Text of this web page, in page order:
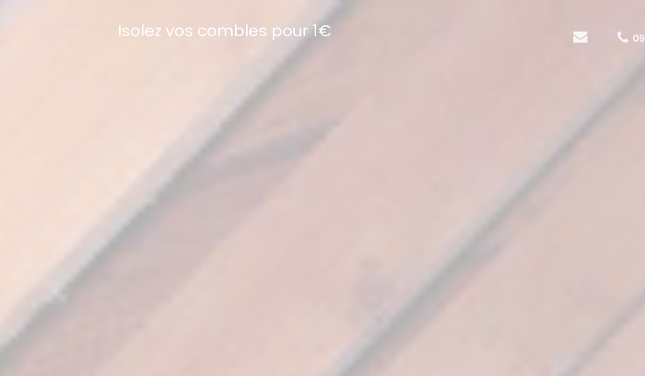
Isolez vos combles pour 1€